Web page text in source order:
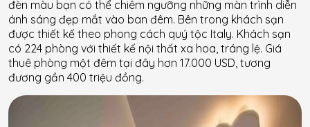
đèn màu bạn có thể chiêm ngưỡng những màn trình diễn
ánh sáng đẹp mắt vào ban đêm. Bên trong khách sạn
được thiết kế theo phong cách quý tộc Italy. Khách sạn
có 224 phòng với thiết kế nội thất xa hoa, tráng lệ. Giá
thuê phòng một đêm tại đây hơn 17.000 USD, tương
đương gần 400 triệu đồng.